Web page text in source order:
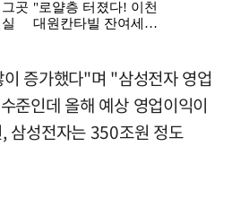
증가했다"며 "삼성전자 영업
준인데 올해 예상 영업이익이
삼성전자는 350조원 정도